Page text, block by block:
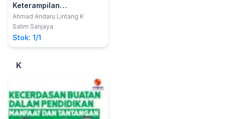
Keterampilan
Berkomunikasi dalam
Hubungan Kerja
Ahmad Andaru Lintang K
Salim Sanjaya
Stok: 1/1
K